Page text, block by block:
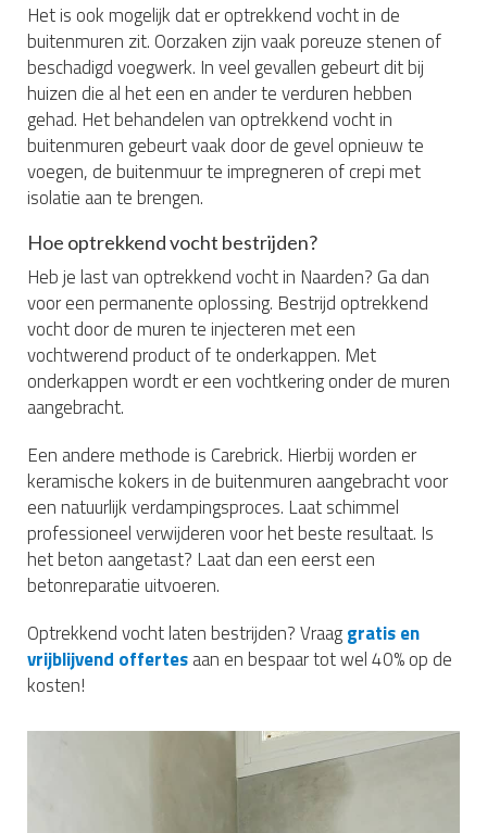
Het is ook mogelijk dat er optrekkend vocht in de
buitenmuren zit. Oorzaken zijn vaak poreuze stenen of
beschadigd voegwerk. In veel gevallen gebeurt dit bij
huizen die al het een en ander te verduren hebben
gehad. Het behandelen van optrekkend vocht in
buitenmuren gebeurt vaak door de gevel opnieuw te
voegen, de buitenmuur te impregneren of crepi met
isolatie aan te brengen.
Hoe optrekkend vocht bestrijden?
Heb je last van optrekkend vocht in Naarden? Ga dan
voor een permanente oplossing. Bestrijd optrekkend
vocht door de muren te injecteren met een
vochtwerend product of te onderkappen. Met
onderkappen wordt er een vochtkering onder de muren
aangebracht.
Een andere methode is Carebrick. Hierbij worden er
keramische kokers in de buitenmuren aangebracht voor
een natuurlijk verdampingsproces. Laat schimmel
professioneel verwijderen voor het beste resultaat. Is
het beton aangetast? Laat dan een eerst een
betonreparatie uitvoeren.
Optrekkend vocht laten bestrijden? Vraaggratis en
vrijblijvend offertesaan en bespaar tot wel 40% op de
kosten!